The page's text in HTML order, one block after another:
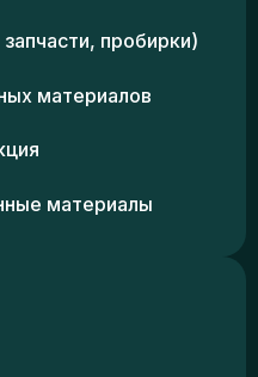
пробирки)
материалов
материалы